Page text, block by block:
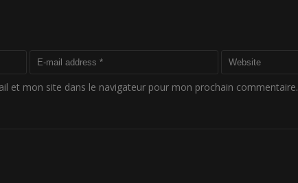
et mon site dans le navigateur pour mon prochain commentaire.